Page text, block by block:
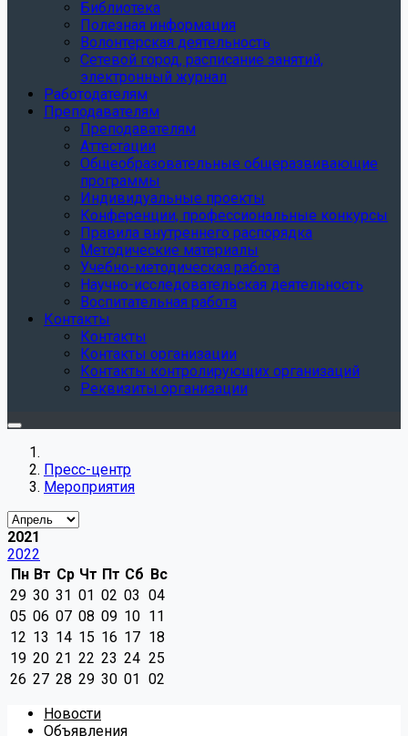
Библиотека
Полезная информация
Волонтерская деятельность
Сетевой город, расписание занятий,
электронный журнал
Работодателям
Преподавателям
Преподавателям
Аттестации
Общеобразовательные общеразвивающие
программы
Индивидуальные проекты
Конференции, профессиональные конкурсы
Правила внутреннего распорядка
Методические материалы
Учебно-методическая работа
Научно-исследовательская деятельность
Воспитательная работа
Контакты
Контакты
Контакты организации
Контакты контролирующих организаций
Реквизиты организации
Пресс-центр
Мероприятия
2021
2022
Пн Вт Ср Чт Пт Сб Вс
29 30 31 01 02 03 04
05 06 07 08 09 10 11
12 13 14 15 16 17 18
19 20 21 22 23 24 25
26 27 28 29 30 01 02
Новости
Объявления